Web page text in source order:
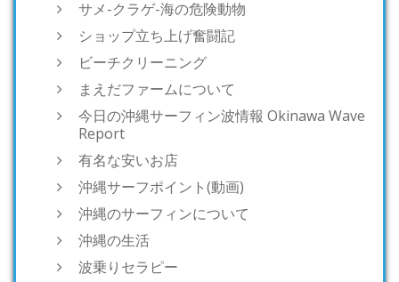
サメ-クラゲ-海の危険動物
ショップ立ち上げ奮闘記
ビーチクリーニング
まえだファームについて
今日の沖縄サーフィン波情報 Okinawa Wave
Report
有名な安いお店
沖縄サーフポイント(動画)
沖縄のサーフィンについて
沖縄の生活
波乗りセラピー